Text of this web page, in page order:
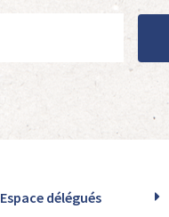
Espace délégués